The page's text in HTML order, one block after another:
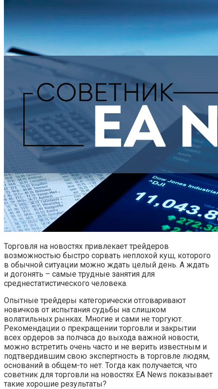
Торговля на новостях привлекает трейдеров
возможностью быстро сорвать неплохой куш, которого
в обычной ситуации можно ждать целый день. А ждать
и догонять – самые трудные занятия для
среднестатистического человека.
Опытные трейдеры категорически отговаривают
новичков от испытания судьбы на слишком
волатильных рынках. Многие и сами не торгуют.
Рекомендации о прекращении торговли и закрытии
всех ордеров за полчаса до выхода важной новости,
можно встретить очень часто и не верить известным и
подтвердившим свою экспертность в торговле людям,
оснований в общем-то нет. Тогда как получается, что
советник для торговли на новостях EA News показывает
такие хорошие результаты?